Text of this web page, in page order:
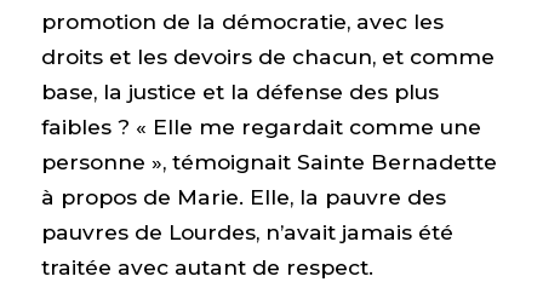
promotion de la démocratie, avec les
droits et les devoirs de chacun, et comme
base, la justice et la défense des plus
faibles ? « Elle me regardait comme une
personne », témoignait Sainte Bernadette
à propos de Marie. Elle, la pauvre des
pauvres de Lourdes, n’avait jamais été
traitée avec autant de respect.